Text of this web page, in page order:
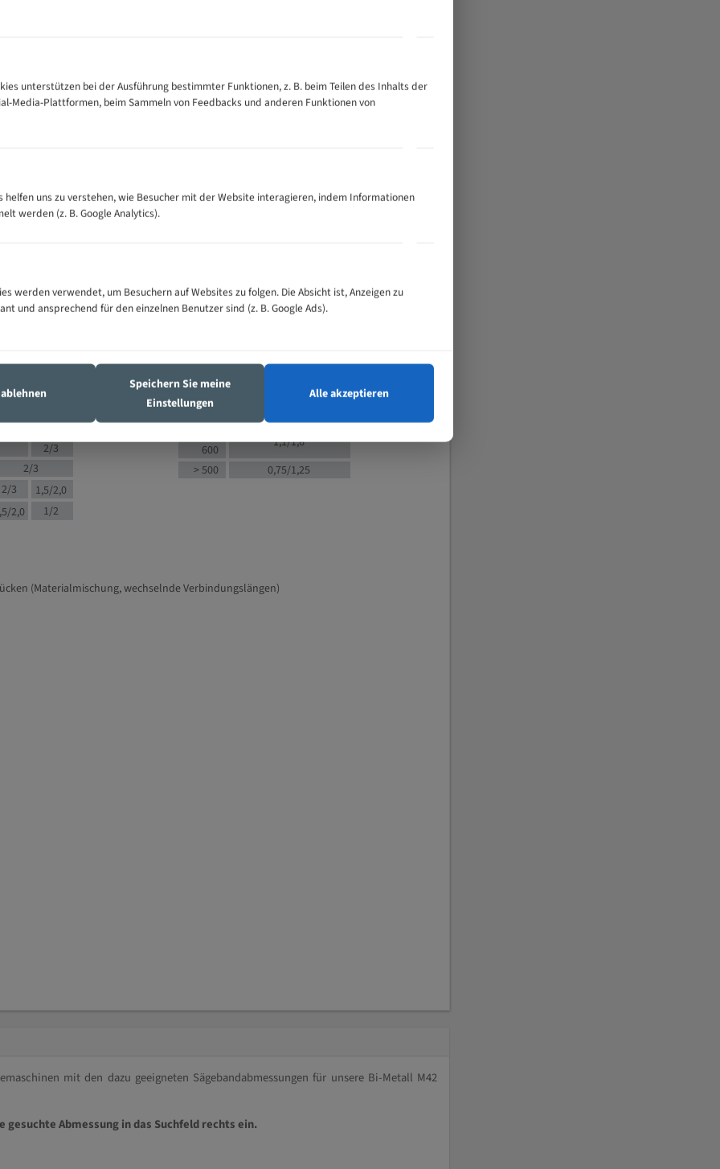
Tabelle
300
500
4/6
4/6
4/5
4/5
2/3
2/3
2/3
1,5/2,0
2,0 1/2
M (mm)
Zähne pro
Zoll (ZpZ))
35 - 70
5/8
130 -
350
150 -
600
1,1/1,6
> 500
0,75/1,25
(Materialmischung, wechselnde Verbindungslängen)
mit den dazu geeigneten Sägebandabmessungen für unsere Bi-Metall M42
Abmessung in das Suchfeld rechts ein.
unterstützen bei der Ausführung bestimmter Funktionen, z. B. beim Teilen des Inhalts der
Media-Plattformen, beim Sammeln von Feedbacks und anderen Funktionen von
helfen uns zu verstehen, wie Besucher mit der Website interagieren, indem Informationen
werden (z. B. Google Analytics).
werden verwendet, um Besuchern auf Websites zu folgen. Die Absicht ist, Anzeigen zu
und ansprechend für den einzelnen Benutzer sind (z. B. Google Ads).
Speichern Sie meine
Einstellungen
Alle akzeptieren